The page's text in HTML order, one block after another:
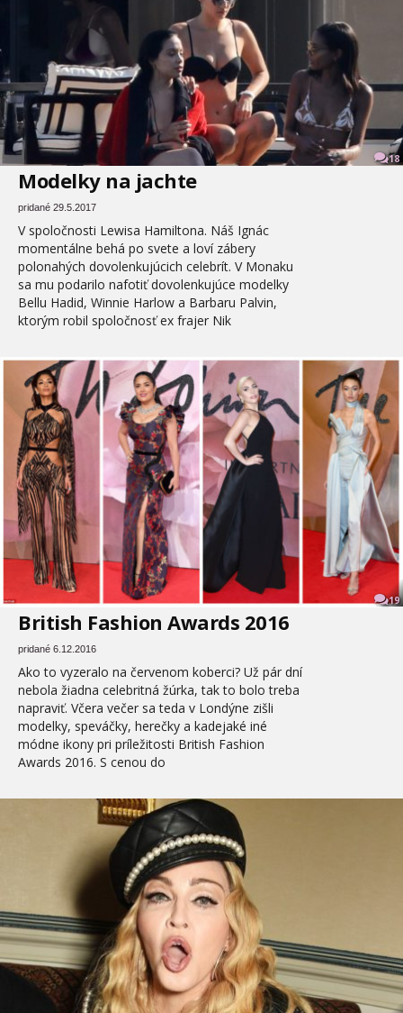
18
Modelky na jachte
pridané 29.5.2017
V spoločnosti Lewisa Hamiltona. Náš Ignác
momentálne behá po svete a loví zábery
polonahých dovolenkujúcich celebrít. V Monaku
sa mu podarilo nafotiť dovolenkujúce modelky
Bellu Hadid, Winnie Harlow a Barbaru Palvin,
ktorým robil spoločnosť ex frajer Nik
19
British Fashion Awards 2016
pridané 6.12.2016
Ako to vyzeralo na červenom koberci? Už pár dní
nebola žiadna celebritná žúrka, tak to bolo treba
napraviť. Včera večer sa teda v Londýne zišli
modelky, speváčky, herečky a kadejaké iné
módne ikony pri príležitosti British Fashion
Awards 2016. S cenou do